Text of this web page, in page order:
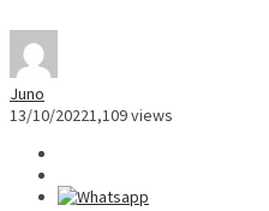
Juno
13/10/20221,109 views